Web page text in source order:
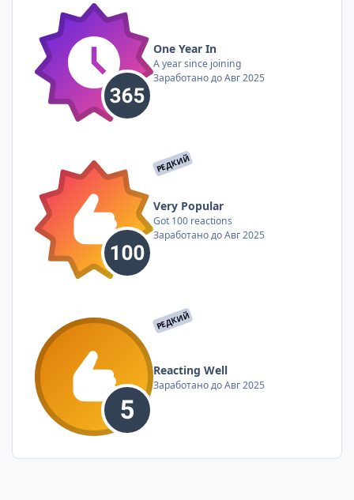
One Year In
A year since joining
Заработано до Авг 2025
РЕДКИЙ
Very Popular
Got 100 reactions
Заработано до Авг 2025
РЕДКИЙ
Reacting Well
Заработано до Авг 2025